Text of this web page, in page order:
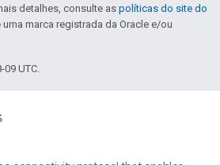
detalhes, consulte as políticas do site do
uma marca registrada da Oracle e/ou
UTC.